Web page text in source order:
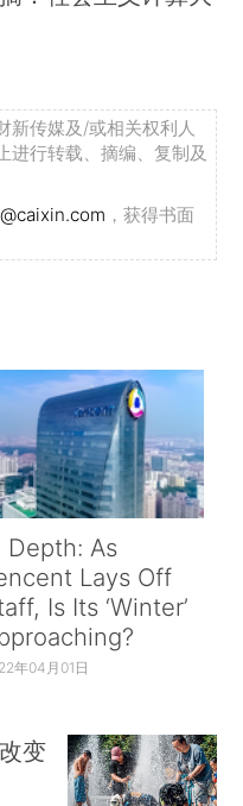
新传媒及/或相关权利人
进行转载、摘编、复制及
，获得书面
Depth: As
Lays Off
Is Its ‘Winter’
年04月01日
变